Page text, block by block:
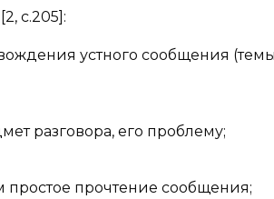
с.205]:
устного сообщения
разговора, его проблему;
прочтение сообщения;